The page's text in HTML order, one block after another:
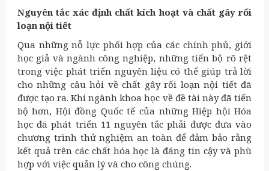
Nguyên tắc xác định chất kích hoạt và chất gây rối
loạn nội tiết
Qua những nỗ lực phối hợp của các chính phủ, giới
học giả và ngành công nghiệp, những tiến bộ rõ rệt
trong việc phát triển nguyên liệu có thể giúp trả lời
cho những câu hỏi về chất gây rối loạn nội tiết đã
được tạo ra. Khi ngành khoa học về đề tài này đã tiến
bộ hơn, Hội đồng Quốc tế của những Hiệp hội Hóa
học đã phát triển 11 nguyên tắc phải được đưa vào
chương trình thử nghiệm an toàn để đảm bảo rằng
kết quả trên các chất hóa học là đáng tin cậy và phù
hợp với việc quản lý và cho công chúng.